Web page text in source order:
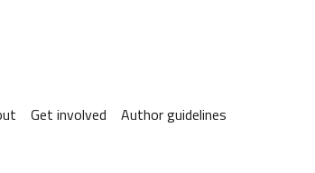
Get involved Author guidelines